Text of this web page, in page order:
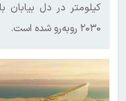
کیلومتر در دل بیابان
۲۰۳۰ روبه‌رو شده است.